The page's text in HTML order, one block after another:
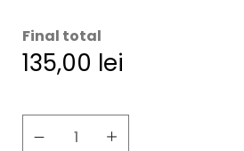
Final total
135,00 lei